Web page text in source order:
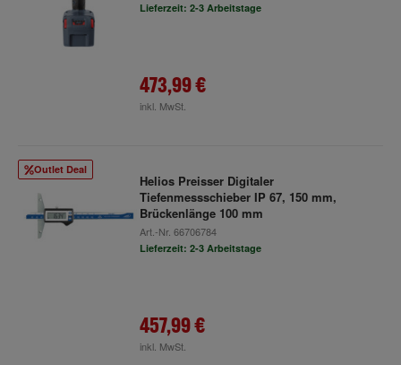
Lieferzeit: 2-3 Arbeitstage
473,99 €
inkl. MwSt.
Outlet Deal
Helios Preisser Digitaler
Tiefenmessschieber IP 67, 150 mm,
Brückenlänge 100 mm
Art.-Nr. 66706784
Lieferzeit: 2-3 Arbeitstage
457,99 €
inkl. MwSt.